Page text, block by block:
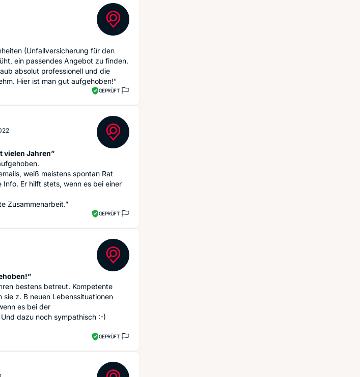
(Unfallversicherung für den
ein passendes Angebot zu finden.
absolut professionell und die
Hier ist man gut aufgehoben!”
GEPRÜFT
vielen Jahren”
weiß meistens spontan Rat
Er hilft stets, wenn es bei einer
Zusammenarbeit.”
GEPRÜFT
bestens betreut. Kompetente
z. B neuen Lebenssituationen
es bei der
dazu noch sympathisch :-)
GEPRÜFT